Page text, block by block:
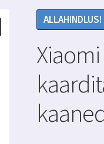
ALLAHINDLUS!